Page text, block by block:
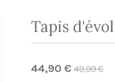
Tapis
44,90 € 49,99 €